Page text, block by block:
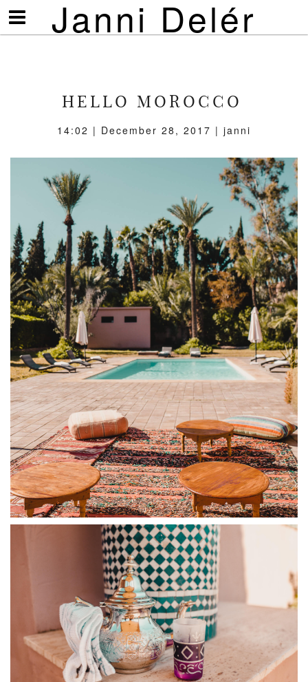
Janni Delér
Visa/göm
meny
HELLO MOROCCO
14:02 | December 28, 2017 | janni